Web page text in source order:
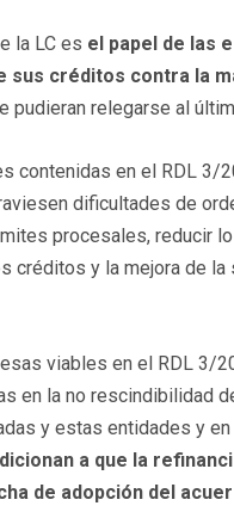
la LC es el papel de las
sus créditos contra la
pudieran relegarse al
contenidas en el RDL 3/
dificultades de
procesales, reducir
créditos y la mejora de
viables en el RDL 3/
en la no rescindibilidad
y estas entidades y
a que la
de adopción del